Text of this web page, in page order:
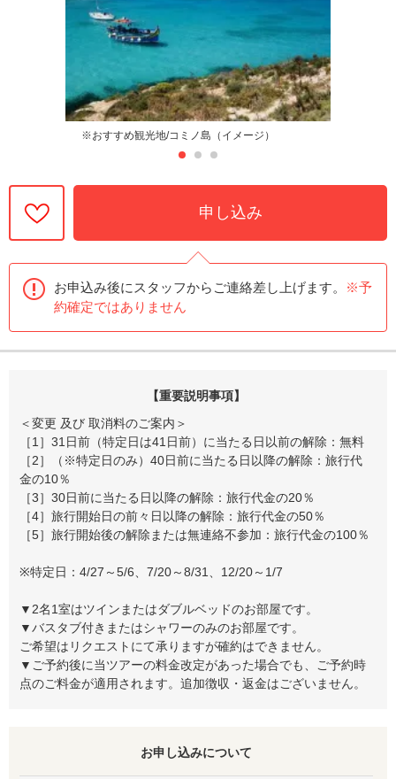
※おすすめ観光地/コミノ島（イメージ）
申し込み
お申込み後にスタッフからご連絡差し上げます。
※予
約確定ではありません
【重要説明事項】
＜変更 及び 取消料のご案内＞
［1］31日前（特定日は41日前）に当たる日以前の解除：無料
［2］（※特定日のみ）40日前に当たる日以降の解除：旅行代
金の10％
［3］30日前に当たる日以降の解除：旅行代金の20％
［4］旅行開始日の前々日以降の解除：旅行代金の50％
［5］旅行開始後の解除または無連絡不参加：旅行代金の100％
※特定日：4/27～5/6、7/20～8/31、12/20～1/7
▼2名1室はツインまたはダブルベッドのお部屋です。
▼バスタブ付きまたはシャワーのみのお部屋です。
ご希望はリクエストにて承りますが確約はできません。
▼ご予約後に当ツアーの料金改定があった場合でも、ご予約時
点のご料金が適用されます。追加徴収・返金はございません。
お申し込みについて